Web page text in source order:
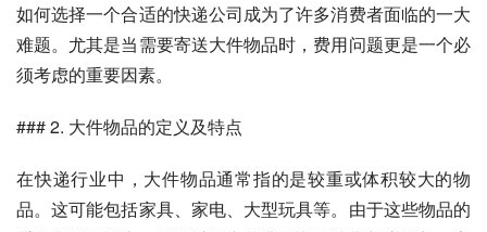
如何选择一个合适的快递公司成为了许多消费者面临的一大
难题。尤其是当需要寄送大件物品时，费用问题更是一个必
须考虑的重要因素。
### 2. 大件物品的定义及特点
在快递行业中，大件物品通常指的是较重或体积较大的物
品。这可能包括家具、家电、大型玩具等。由于这些物品的